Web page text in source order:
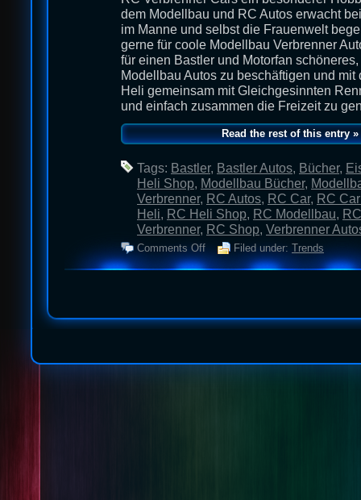
dem Modellbau und RC Autos erwacht
im Manne und selbst die Frauenwelt
gerne für coole Modellbau Verbrenner
für einen Bastler und Motorfan
Modellbau Autos zu beschäftigen und mit
Heli gemeinsam mit Gleichgesinnten
und einfach zusammen die Freizeit zu
Read the rest of this entry »
Tags: Bastler, Bastler Autos Bücher,
Heli Shop Modellbau Bücher,
Verbrenner, RC Autos RC Car, RC
Heli RC Heli Shop RC Modellbau
Verbrenner, RC Shop Verbrenner
Comments Off Filed under: Trends